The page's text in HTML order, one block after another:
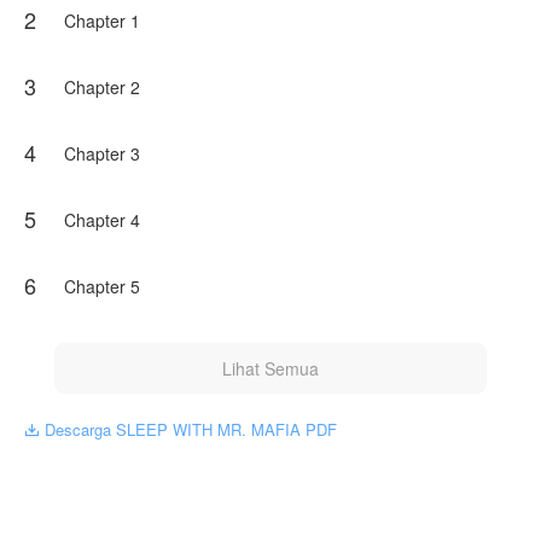
NovelToon sendiri
2 Chapter 1
3 Chapter 2
4 Chapter 3
5 Chapter 4
6 Chapter 5
Lihat Semua
 Descarga SLEEP WITH MR. MAFIA PDF